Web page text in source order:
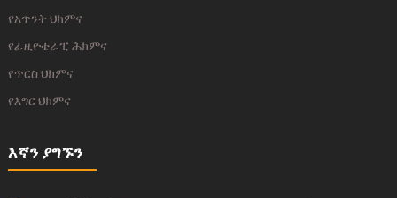
የአጥንት ህክምና
የፊዚዮቴራፒ ሕክምና
የጥርስ ህክምና
የእግር ህክምና
እኛን ያግኙን